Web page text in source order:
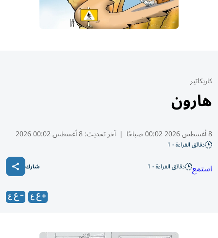
كاريكاتير
هارون
8 أغسطس 2026 00:02 صباحًا | آخر تحديث:8 أغسطس 00:02 2026
دقائق القراءة - 1
استمع دقائق القراءة - 1 شارك